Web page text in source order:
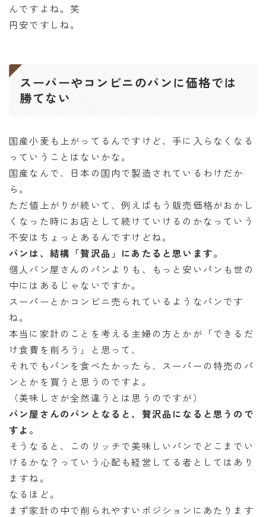
んですよね。笑
円安ですしね。
スーパーやコンビニのパンに価格では
勝てない
国産小麦も上がってるんですけど、手に入らなくなる
っていうことはないかな。
国産なんで、日本の国内で製造されているわけだか
ら。
ただ値上がりが続いて、例えばもう販売価格がおかし
くなった時にお店として続けていけるのかなっていう
不安はちょっとあるんですけどね。
パンは、結構「贅沢品」にあたると思います。
個人パン屋さんのパンよりも、もっと安いパンも世の
中にはあるじゃないですか。
スーパーとかコンビニ売られているようなパンです
ね。
本当に家計のことを考える主婦の方とかが「できるだ
け食費を削ろう」と思って、
それでもパンを食べたかったら、スーパーの特売のパ
ンとかを買うと思うのですよ。
（美味しさが全然違うとは思うのですが）
パン屋さんのパンとなると、贅沢品になると思うので
すよ。
そうなると、このリッチで美味しいパンでどこまでい
けるかな？っていう心配も経営してる者としてはあり
ますね。
なるほど。
まず家計の中で削られやすいポジションにあたります